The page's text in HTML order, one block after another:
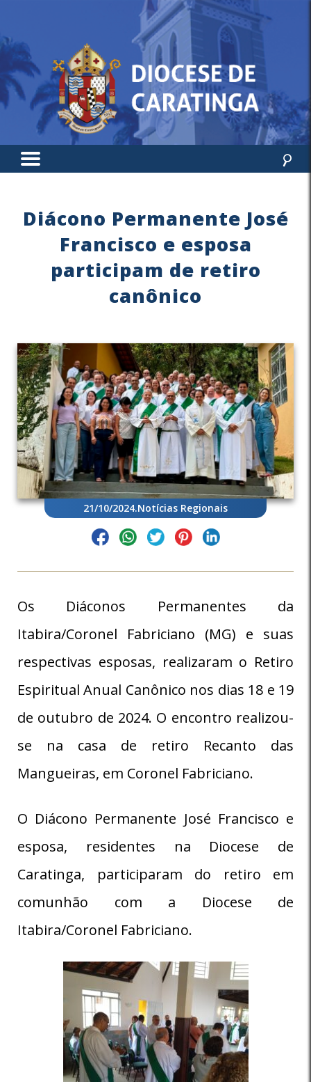
Diácono Permanente José
Francisco e esposa
participam de retiro
canônico
21/10/2024.Notícias Regionais
Os Diáconos Permanentes da
Itabira/Coronel Fabriciano (MG) e suas
respectivas esposas, realizaram o Retiro
Espiritual Anual Canônico nos dias 18 e 19
de outubro de 2024. O encontro realizou-
se na casa de retiro Recanto das
Mangueiras, em Coronel Fabriciano.
O Diácono Permanente José Francisco e
esposa, residentes na Diocese de
Caratinga, participaram do retiro em
comunhão com a Diocese de
Itabira/Coronel Fabriciano.